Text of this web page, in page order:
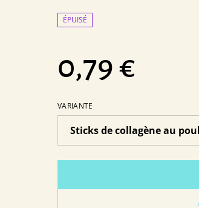
ÉPUISÉ
0,79 €
VARIANTE